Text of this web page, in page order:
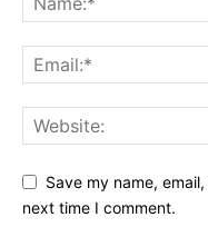
Save my name,
next time I comment.